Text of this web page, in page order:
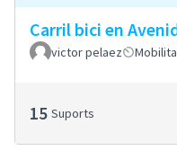
Carril bici en
victor pelaez
15 Suports